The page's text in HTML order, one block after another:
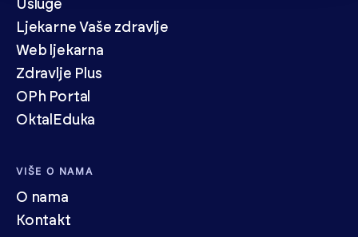
Usluge
Ljekarne Vaše zdravlje
Web ljekarna
Zdravlje Plus
OPh Portal
OktalEduka
VIŠE O NAMA
O nama
Kontakt